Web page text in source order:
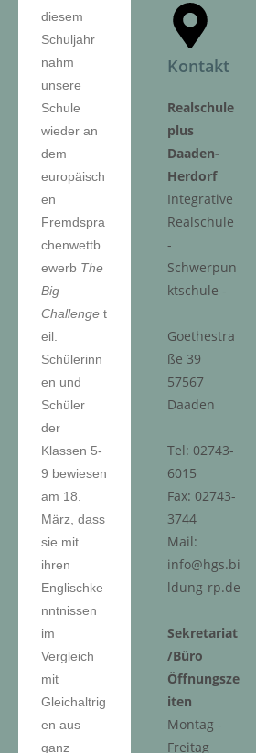
Kontakt
Realschule
plus
Daaden-
Herdorf
Integrative
Realschule
-
Schwerpun
ktschule -
Goethestra
ße 39
57567
Daaden
Tel: 02743-
6015
Fax: 02743-
3744
Mail:
info@hgs.bi
ldung-rp.de
Sekretariat
/Büro
Öffnungsze
iten
Montag -
Freitag
diesem
Schuljahr
nahm
unsere
Schule
wieder an
dem
europäisch
en
Fremdspra
chenwettb
ewerb The
Big
Challenge t
eil.
Schülerinn
en und
Schüler
der
Klassen 5-
9 bewiesen
am 18.
März, dass
sie mit
ihren
Englischke
nntnissen
im
Vergleich
mit
Gleichaltrig
en aus
ganz